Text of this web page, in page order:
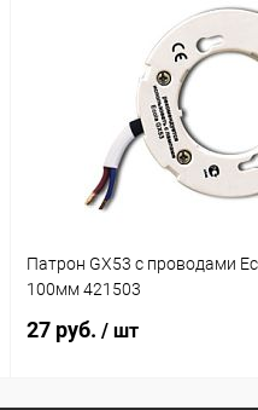
Патрон GX53 с проводами
100мм 421503
27 руб. / шт